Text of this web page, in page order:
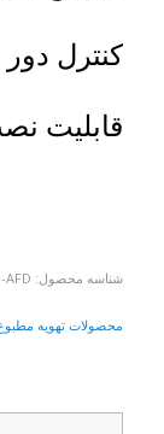
کنترل
قابلیت
شناسه محصول: AFD
محصولات تهویه